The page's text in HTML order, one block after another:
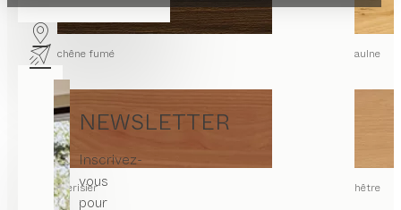
NEWSLETTER
Inscrivez-
vous
pour
chêne fumé aulne
merisier hêtre